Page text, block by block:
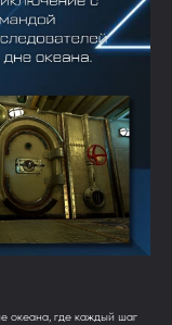
океана, где каждый шаг